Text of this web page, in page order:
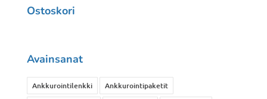
Ostoskori
Avainsanat
Ankkurointilenkki
Ankkurointipaketit